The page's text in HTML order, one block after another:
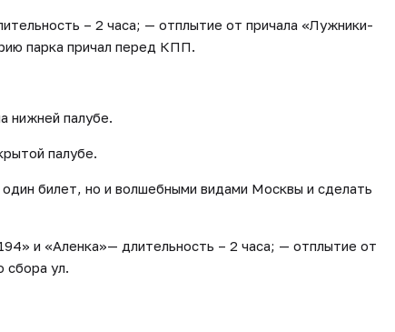
– 2 часа; — отплытие от причала «Лужники-
парка причал перед КПП.
нижней палубе.
палубе.
билет, но и волшебными видами Москвы и сделать
и «Аленка»— длительность – 2 часа; — отплытие от
сбора ул.